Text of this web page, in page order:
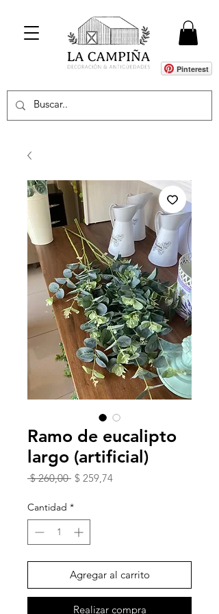
Pinterest
Ramo de eucalipto
largo (artificial)
$ 260,00 Precio
$ 259,74Precio
Cantidad *
Agregar al carrito
Realizar compra